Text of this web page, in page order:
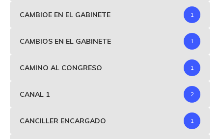
CAMBIOE EN EL GABINETE 1
CAMBIOS EN EL GABINETE 1
CAMINO AL CONGRESO 1
CANAL 1 2
CANCILLER ENCARGADO 1